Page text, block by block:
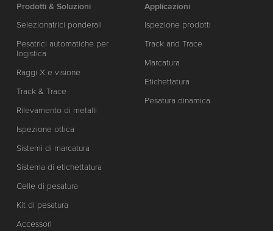
Prodotti & Soluzioni
Selezionatrici ponderali
Pesatrici automatiche per
logistica
Raggi X e visione
Track & Trace
Rilevamento di metalli
Ispezione ottica
Sistemi di marcatura
Sistema di etichettatura
Celle di pesatura
Kit di pesatura
Accessori
Applicazioni
Ispezione prodotti
Track and Trace
Marcatura
Etichettatura
Pesatura dinamica